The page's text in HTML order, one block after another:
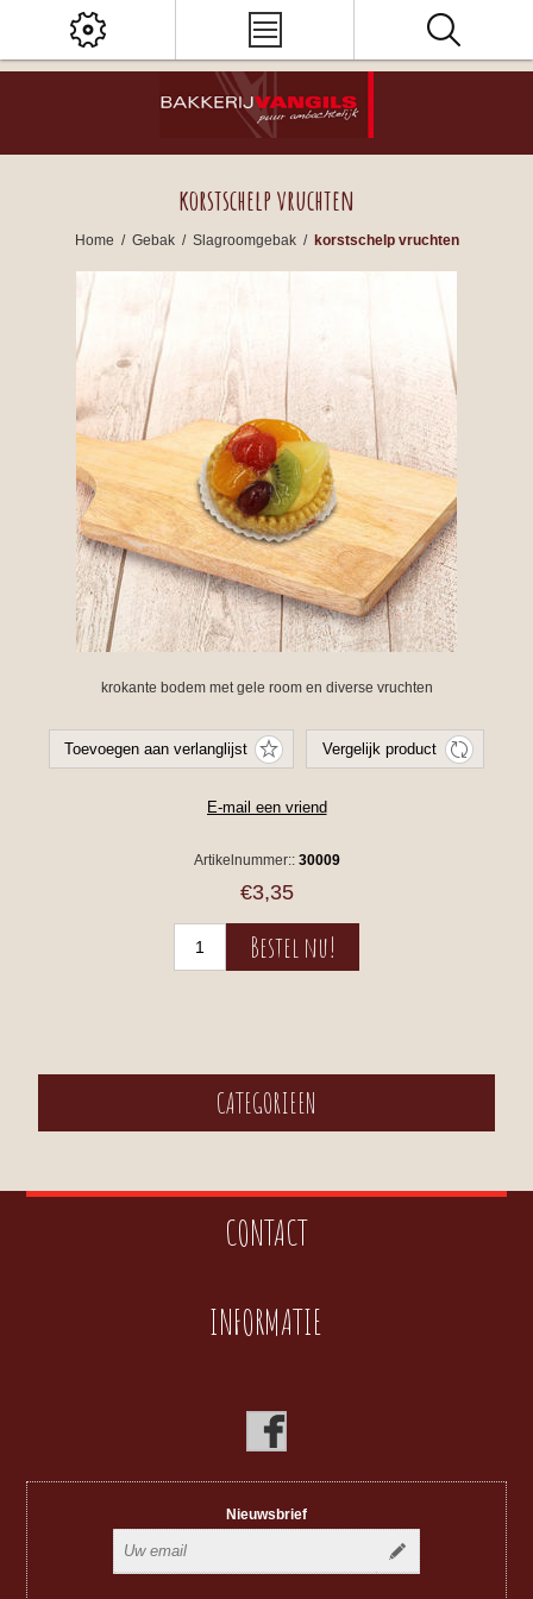
korstschelp vruchten
Home / Gebak / Slagroomgebak / korstschelp vruchten
krokante bodem met gele room en diverse vruchten
Artikelnummer:: 30009
€3,35
CATEGORIEEN
CONTACT
INFORMATIE
Nieuwsbrief